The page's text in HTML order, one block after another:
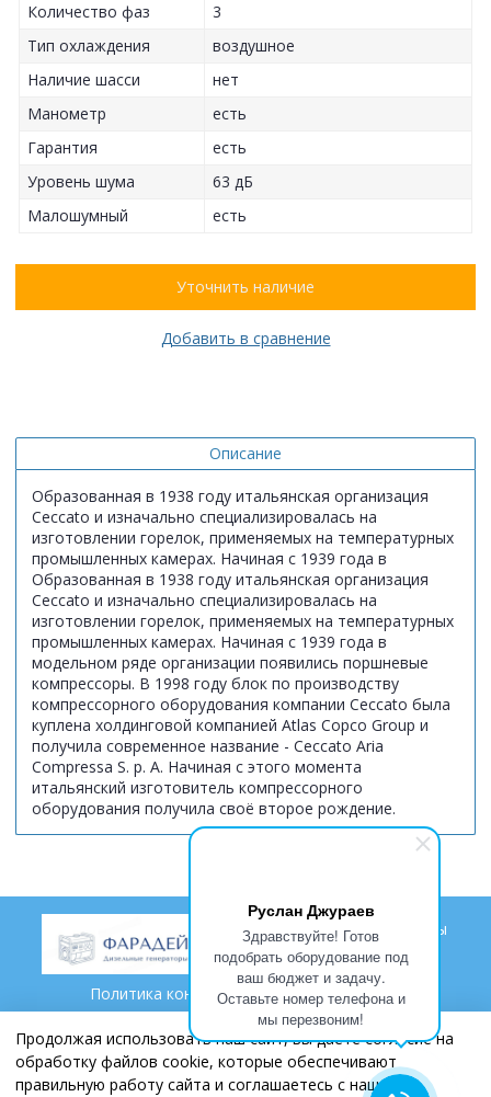
Руслан Джураев
Здравствуйте! Готов
подобрать оборудование под
ваш бюджет и задачу.
Оставьте номер телефона и
мы перезвоним!
Количество фаз
3
Тип охлаждения
воздушное
Наличие шасси
нет
Манометр
есть
Гарантия
есть
Уровень шума
63 дБ
Малошумный
есть
Уточнить наличие
Добавить в сравнение
Описание
Образованная в 1938 году итальянская организация
Ceccato и изначально специализировалась на
изготовлении горелок, применяемых на температурных
промышленных камерах. Начиная с 1939 года в
Образованная в 1938 году итальянская организация
Ceccato и изначально специализировалась на
изготовлении горелок, применяемых на температурных
промышленных камерах. Начиная с 1939 года в
модельном ряде организации появились поршневые
компрессоры. В 1998 году блок по производству
компрессорного оборудования компании Ceccato была
куплена холдинговой компанией Atlas Copco Group и
получила современное название - Ceccato Aria
Compressa S. p. A. Начиная с этого момента
итальянский изготовитель компрессорного
оборудования получила своё второе рождение.
Доставка Гарантии Проекты
Политика конфиденциальности и оферта
Пользовательское соглашение Контакты Партнеры
Продолжая использовать наш сайт, вы даете согласие на
обработку файлов cookie, которые обеспечивают
правильную работу сайта и соглашаетесь с нашей